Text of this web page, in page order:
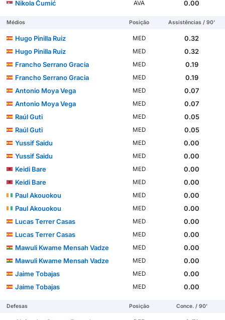
Nikola Čumić
AVA 0.00
Médios Posição Assistências / 90'
Hugo Pinilla Ruiz MED
0.32
Hugo Pinilla Ruiz
MED
0.32
Francho Serrano Gracia
MED
0.19
Francho Serrano Gracia
MED
0.19
Antonio Moya Vega
MED
0.07
Antonio Moya Vega
MED
0.07
Raúl Guti
MED
0.05
Raúl Guti
MED
0.05
Yussif Saidu
MED
0.00
Yussif Saidu
MED
0.00
Keidi Bare
MED
0.00
Keidi Bare
MED
0.00
Paul Akouokou
MED
0.00
Paul Akouokou
MED
0.00
Lucas Terrer Casas
MED
0.00
Lucas Terrer Casas
MED
0.00
Mawuli Kwame Mensah Vadze
MED
0.00
Mawuli Kwame Mensah Vadze
MED
0.00
Jaime Tobajas
MED
0.00
Jaime Tobajas
MED 0.00
Defesas Posição Conce. / 90'